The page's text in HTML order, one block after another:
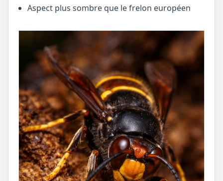
Aspect plus sombre que le frelon européen